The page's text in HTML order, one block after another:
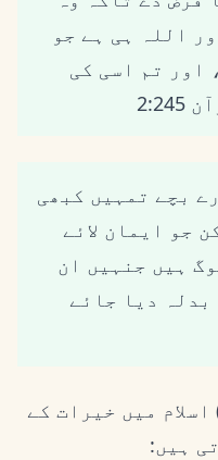
اللہ ہی ہے جو
اور تم اسی کی
بچے تمہیں کبھی
جو ایمان لائے
ہیں جنہیں ان
دیا جائے
میں خیرات کے
ہیں: